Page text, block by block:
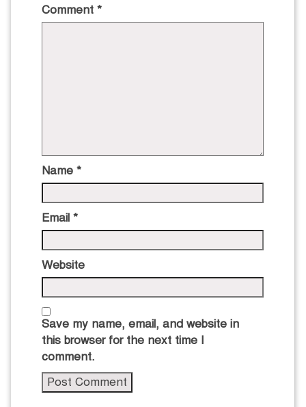
Comment *
Name *
Email *
Website
Save my name, email, and website in
this browser for the next time I
comment.